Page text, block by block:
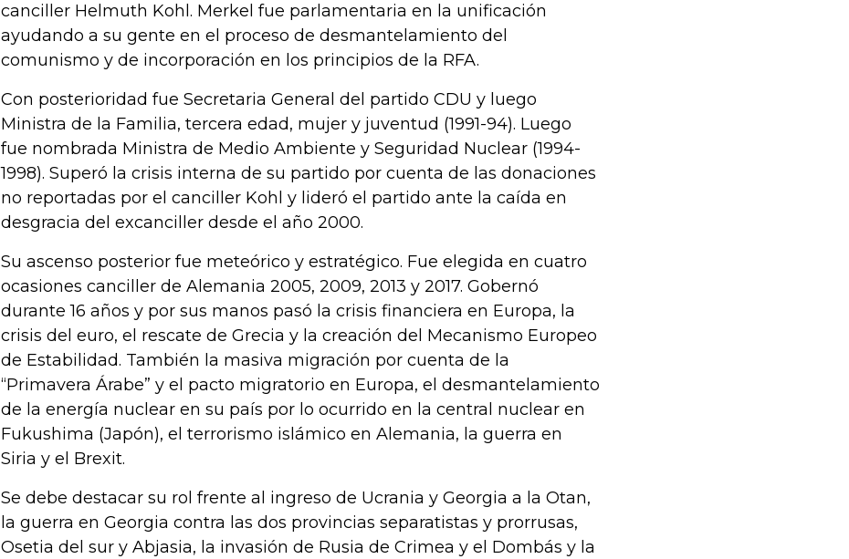
canciller Helmuth Kohl. Merkel fue parlamentaria en la unificación
ayudando a su gente en el proceso de desmantelamiento del
comunismo y de incorporación en los principios de la RFA.
Con posterioridad fue Secretaria General del partido CDU y luego
Ministra de la Familia, tercera edad, mujer y juventud (1991-94). Luego
fue nombrada Ministra de Medio Ambiente y Seguridad Nuclear (1994-
1998). Superó la crisis interna de su partido por cuenta de las donaciones
no reportadas por el canciller Kohl y lideró el partido ante la caída en
desgracia del excanciller desde el año 2000.
Su ascenso posterior fue meteórico y estratégico. Fue elegida en cuatro
ocasiones canciller de Alemania 2005, 2009, 2013 y 2017. Gobernó
durante 16 años y por sus manos pasó la crisis financiera en Europa, la
crisis del euro, el rescate de Grecia y la creación del Mecanismo Europeo
de Estabilidad. También la masiva migración por cuenta de la
“Primavera Árabe” y el pacto migratorio en Europa, el desmantelamiento
de la energía nuclear en su país por lo ocurrido en la central nuclear en
Fukushima (Japón), el terrorismo islámico en Alemania, la guerra en
Siria y el Brexit.
Se debe destacar su rol frente al ingreso de Ucrania y Georgia a la Otan,
la guerra en Georgia contra las dos provincias separatistas y prorrusas,
Osetia del sur y Abjasia, la invasión de Rusia de Crimea y el Dombás y la